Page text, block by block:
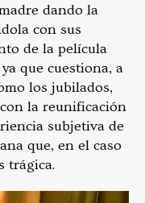
dando la
con sus
de la película
que cuestiona, a
los jubilados,
la reunificación
subjetiva de
que, en el caso
trágica.